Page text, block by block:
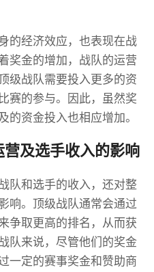
的经济效应，也表现在战
奖金的增加，战队的运营
级战队需要投入更多的资
赛的参与。因此，虽然奖
的资金投入也相应增加。
及选手收入的影响
队和选手的收入，还对整
响。顶级战队通常会通过
争取更高的排名，从而获
队来说，尽管他们的奖金
一定的赛事奖金和赞助商